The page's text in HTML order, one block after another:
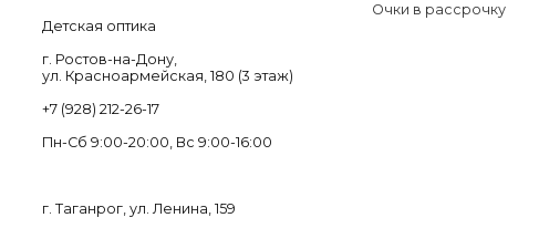
Детская оптика
г. Ростов-на-Дону,
ул. Красноармейская, 180 (3 этаж)
+7 (928) 212-26-17
Пн-Cб 9:00-20:00, Вс 9:00-16:00
г. Таганрог, ул. Ленина, 159
Очки в рассрочку